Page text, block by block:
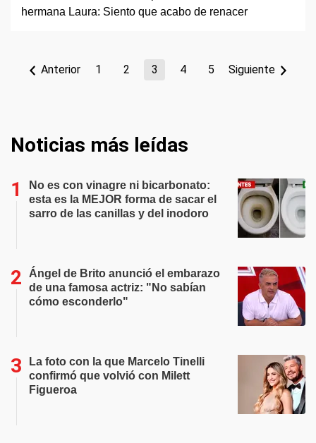
Anterior 1 2 3 4 5 Siguiente
Noticias más leídas
No es con vinagre ni bicarbonato:
esta es la MEJOR forma de sacar el
sarro de las canillas y del inodoro
Ángel de Brito anunció el embarazo
de una famosa actriz: "No sabían
cómo esconderlo"
La foto con la que Marcelo Tinelli
confirmó que volvió con Milett
Figueroa